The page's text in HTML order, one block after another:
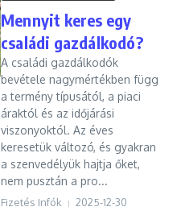
Mennyit keres egy
családi gazdálkodó?
A családi gazdálkodók
bevétele nagymértékben függ
a termény típusától, a piaci
áraktól és az időjárási
viszonyoktól. Az éves
keresetük változó, és gyakran
a szenvedélyük hajtja őket,
nem pusztán a pro...
Fizetés Infók 2025-12-30